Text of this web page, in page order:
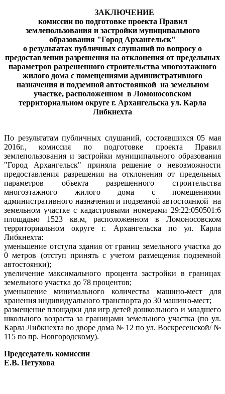
ЗАКЛЮЧЕНИЕ
комиссии по подготовке проекта Правил
землепользования и застройки муниципального
образования "Город Архангельск"
о результатах публичных слушаний по вопросу о
предоставлении разрешения на отклонения от предельных
параметров разрешенного строительства многоэтажного
жилого дома с помещениями административного
назначения и подземной автостоянкой на земельном
участке, расположенном в Ломоносовском
территориальном округе г. Архангельска ул. Карла
Либкнехта
По результатам публичных слушаний, состоявшихся 05 мая
2016г., комиссия по подготовке проекта Правил
землепользования и застройки муниципального образования
"Город Архангельск"
приняла решение о невозможности
предоставления разрешения на отклонения от предельных
параметров объекта разрешенного строительства
многоэтажного жилого дома с помещениями
административного назначения и подземной автостоянкой на
земельном участке с кадастровыми номерами 29:22:050501:6
площадью 1523 кв.м, расположенном в Ломоносовском
территориальном округе г. Архангельска по ул. Карла
Либкнехта:
уменьшение отступа здания от границ земельного участка до
0 метров (отступ принять с учетом размещения подземной
автостоянки);
увеличение максимального процента застройки в границах
земельного участка до 78 процентов;
уменьшение минимального количества машино-мест для
хранения индивидуального транспорта до 30 машино-мест;
размещениеплощадки для игр детей дошкольного и младшего
школьного возраста за границами земельного участка (по ул.
Карла Либкнехта во дворе дома № 12 по ул. Воскресенской/ №
115 по пр. Новгородскому).
Председатель комиссии
Е.В. Петухова